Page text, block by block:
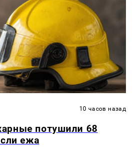
10 часов назад
потушили 68
ежа